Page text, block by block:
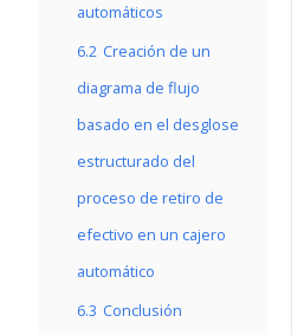
automáticos
6.2 Creación de un
diagrama de flujo
basado en el desglose
estructurado del
proceso de retiro de
efectivo en un cajero
automático
6.3 Conclusión